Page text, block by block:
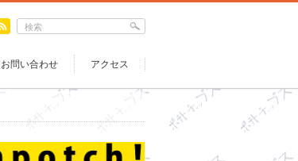
お問い合わせ アクセス